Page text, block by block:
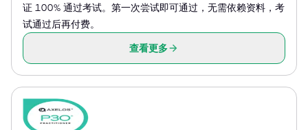
证 100% 通过考试。第一次尝试即可通过，无需依赖资料，考
试通过后再付费。
查看更多